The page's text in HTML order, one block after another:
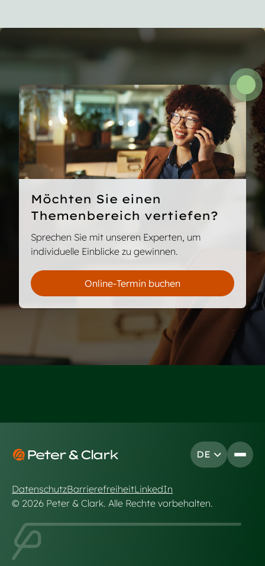
Möchten Sie einen
Themenbereich vertiefen?
Sprechen Sie mit unseren Experten, um
individuelle Einblicke zu gewinnen.
Online-Termin buchen
DE
DatenschutzBarrierefreiheitLinkedIn
© 2026 Peter & Clark. Alle Rechte vorbehalten.